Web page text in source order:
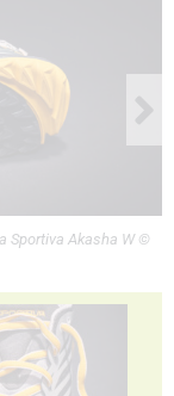
Sportiva Akasha W ©